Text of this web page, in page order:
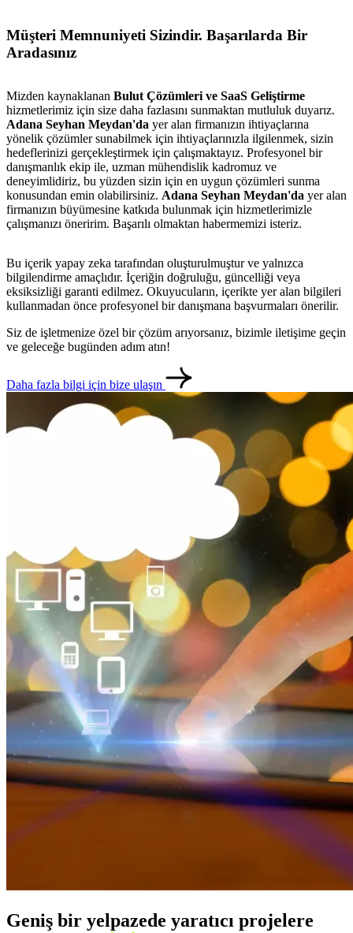
İletişim English
Müşteri Memnuniyeti Sizindir. Başarılarda Bir
Aradasınız
Mizden kaynaklanan Bulut Çözümleri ve SaaS Geliştirme
hizmetlerimiz için size daha fazlasını sunmaktan mutluluk duyarız.
Adana Seyhan Meydan'da yer alan firmanızın ihtiyaçlarına
yönelik çözümler sunabilmek için ihtiyaçlarınızla ilgilenmek, sizin
hedeflerinizi gerçekleştirmek için çalışmaktayız. Profesyonel bir
danışmanlık ekip ile, uzman mühendislik kadromuz ve
deneyimlidiriz, bu yüzden sizin için en uygun çözümleri sunma
konusundan emin olabilirsiniz. Adana Seyhan Meydan'da yer alan
firmanızın büyümesine katkıda bulunmak için hizmetlerimizle
çalışmanızı öneririm. Başarılı olmaktan habermemizi isteriz.
Bu içerik yapay zeka tarafından oluşturulmuştur ve yalnızca
bilgilendirme amaçlıdır. İçeriğin doğruluğu, güncelliği veya
eksiksizliği garanti edilmez. Okuyucuların, içerikte yer alan bilgileri
kullanmadan önce profesyonel bir danışmana başvurmaları önerilir.
Siz de işletmenize özel bir çözüm arıyorsanız, bizimle iletişime geçin
ve geleceğe bugünden adım atın!
Daha fazla bilgi için bize ulaşın
Geniş bir yelpazede yaratıcı projelere